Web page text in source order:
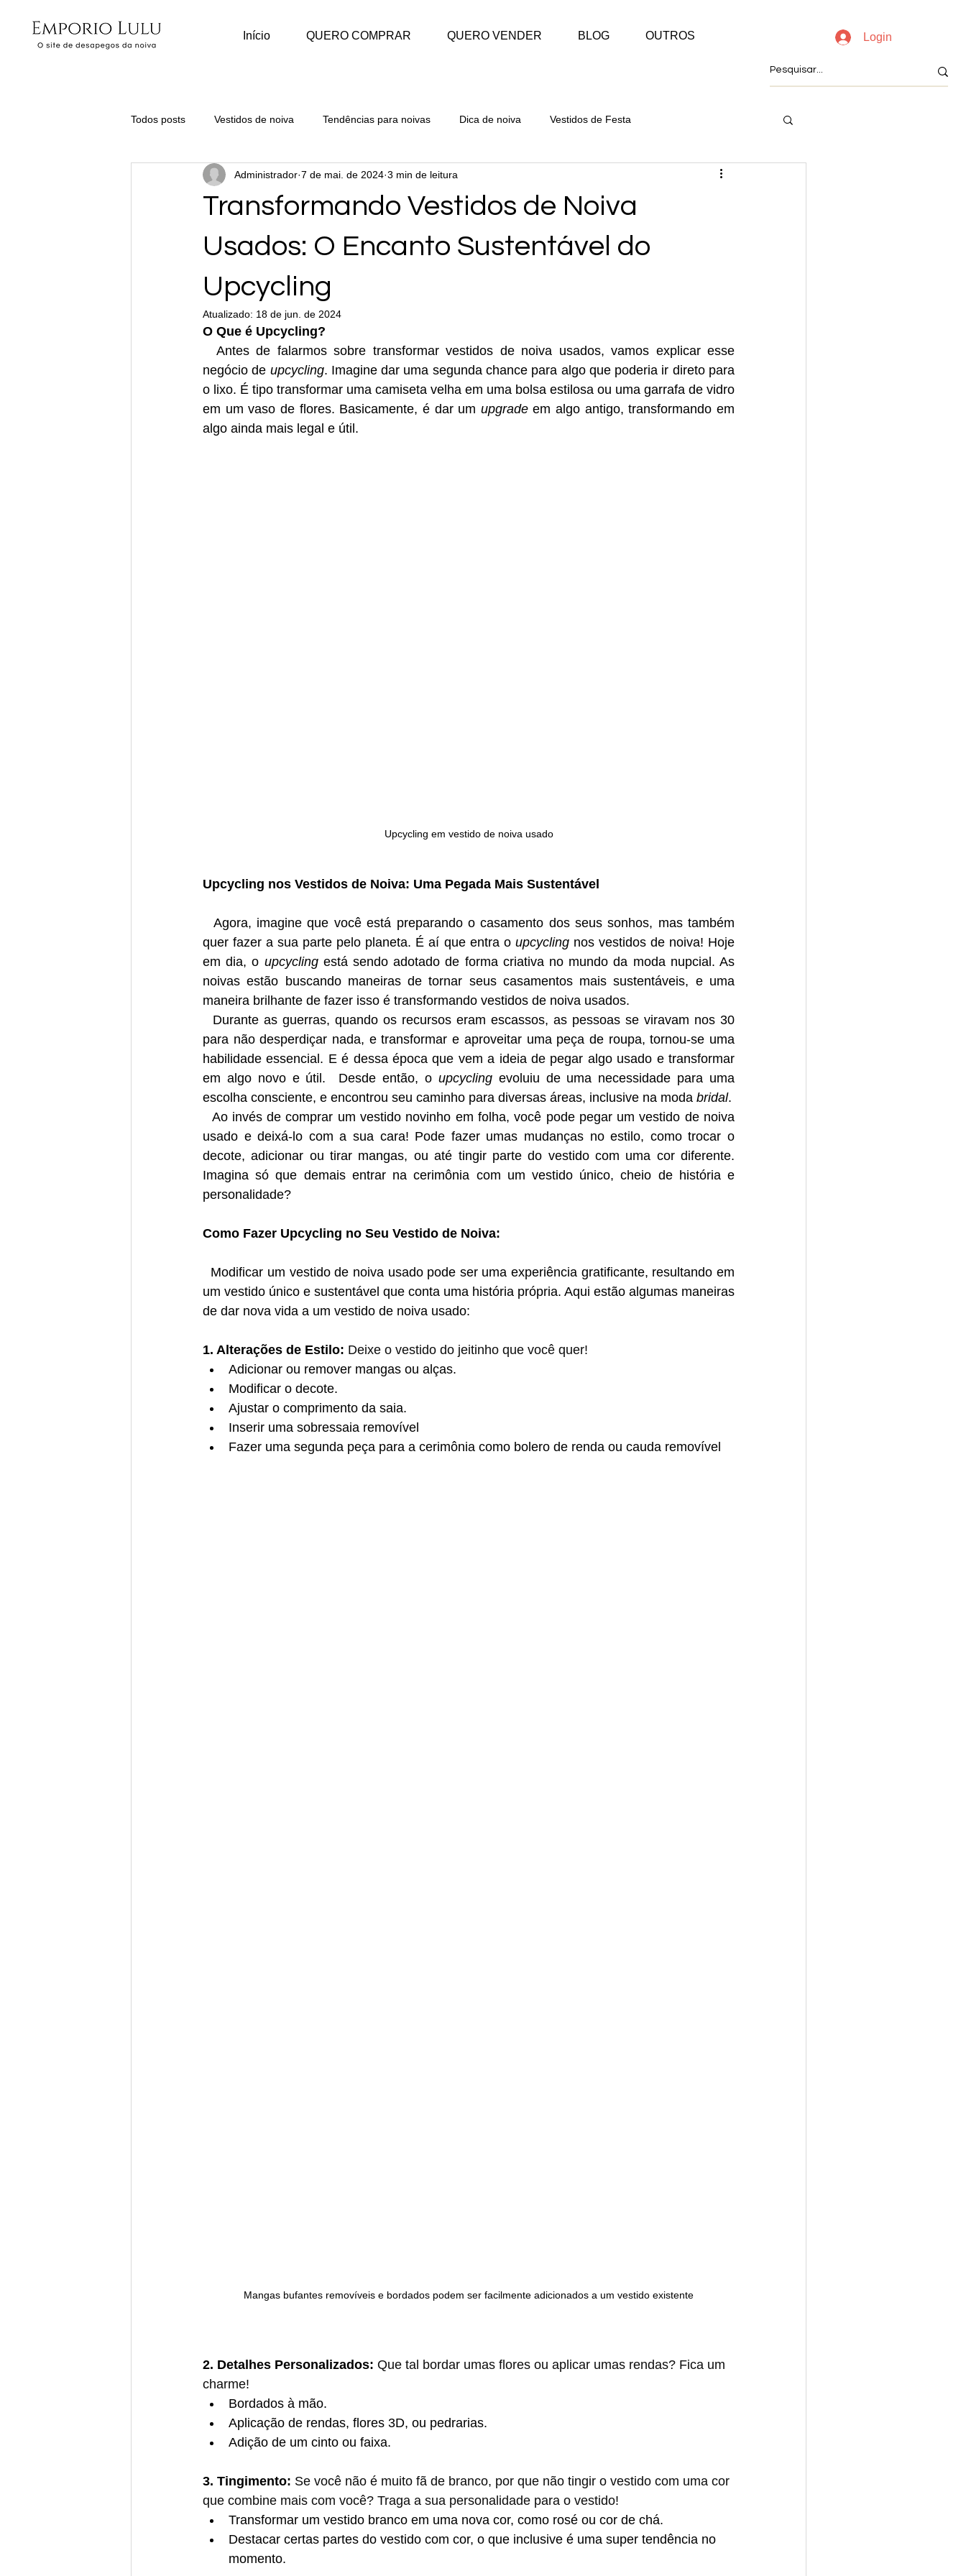
Início QUERO COMPRAR QUERO VENDER BLOG OUTROS Login
Todos posts Vestidos de noiva Tendências para noivas Dica de noiva Vestidos de Festa
Transformando Vestidos de Noiva
Usados: O Encanto Sustentável do
Upcycling
Administrador 7 de mai. de 2024 3 min de leitura
Atualizado: 18 de jun. de 2024
O Que é Upcycling?
negócio de upcycling. Imagine dar uma segunda chance para algo que poderia ir direto para
o lixo. É tipo transformar uma camiseta velha em uma bolsa estilosa ou uma garrafa de vidro
em um vaso de flores. Basicamente, é dar um upgrade em algo antigo, transformando em
algo ainda mais legal e útil.
Upcycling em vestido de noiva usado
Upcycling nos Vestidos de Noiva: Uma Pegada Mais Sustentável
quer fazer a sua parte pelo planeta. É aí que entra o upcycling nos vestidos de noiva! Hoje
em dia, o upcycling está sendo adotado de forma criativa no mundo da moda nupcial. As
noivas estão buscando maneiras de tornar seus casamentos mais sustentáveis, e uma
maneira brilhante de fazer isso é transformando vestidos de noiva usados.
para não desperdiçar nada, e transformar e aproveitar uma peça de roupa, tornou-se uma
habilidade essencial. E é dessa época que vem a ideia de pegar algo usado e transformar
em algo novo e útil.  Desde então, o upcycling evoluiu de uma necessidade para uma
escolha consciente, e encontrou seu caminho para diversas áreas, inclusive na moda bridal.
usado e deixá-lo com a sua cara! Pode fazer umas mudanças no estilo, como trocar o
decote, adicionar ou tirar mangas, ou até tingir parte do vestido com uma cor diferente.
Imagina só que demais entrar na cerimônia com um vestido único, cheio de história e
personalidade?
Como Fazer Upcycling no Seu Vestido de Noiva:
um vestido único e sustentável que conta uma história própria. Aqui estão algumas maneiras
de dar nova vida a um vestido de noiva usado:
1. Alterações de Estilo: Deixe o vestido do jeitinho que você quer!
Adicionar ou remover mangas ou alças.
Modificar o decote.
Ajustar o comprimento da saia.
Inserir uma sobressaia removível
Fazer uma segunda peça para a cerimônia como bolero de renda ou cauda removível
Mangas bufantes removíveis e bordados podem ser facilmente adicionados a um vestido existente
2. Detalhes Personalizados: Que tal bordar umas flores ou aplicar umas rendas? Fica um
charme!
Bordados à mão.
Aplicação de rendas, flores 3D, ou pedrarias.
Adição de um cinto ou faixa.
3. Tingimento: Se você não é muito fã de branco, por que não tingir o vestido com uma cor
que combine mais com você? Traga a sua personalidade para o vestido!
Transformar um vestido branco em uma nova cor, como rosé ou cor de chá.
Destacar certas partes do vestido com cor, o que inclusive é uma super tendência no
momento.